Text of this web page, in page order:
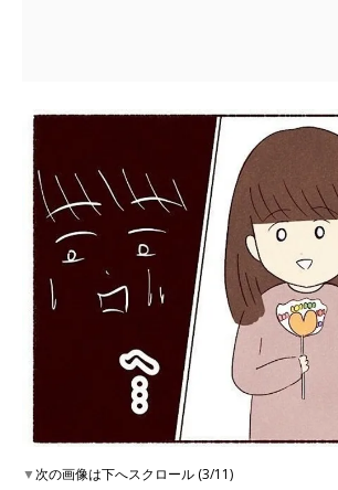
▼次の画像は下へスクロール (3/11)